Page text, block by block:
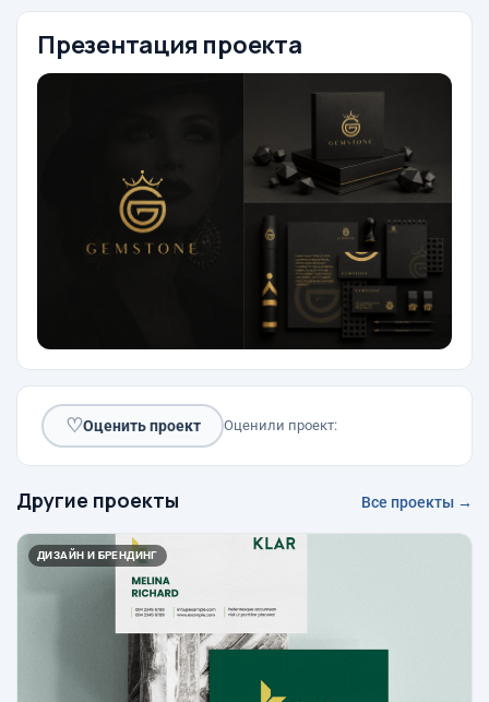
Презентация проекта
♡Оценить проект Оценили проект:
Другие проекты Все проекты →
ДИЗАЙН И БРЕНДИНГ